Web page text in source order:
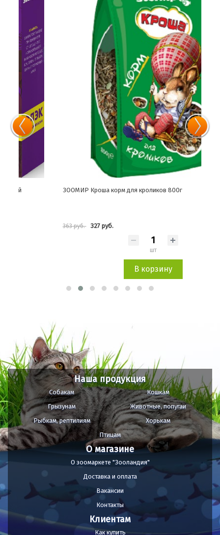
ЗООМИР Кроша корм для кроликов 800г
327 руб.
Наша продукция
Собакам
Кошкам
Грызунам
Животные, попугаи
Рыбкам, рептилиям
Хорькам
Птицам
О магазине
О зоомаркете "Зооландия"
Доставка и оплата
Вакансии
Контакты
Клиентам
Как купить